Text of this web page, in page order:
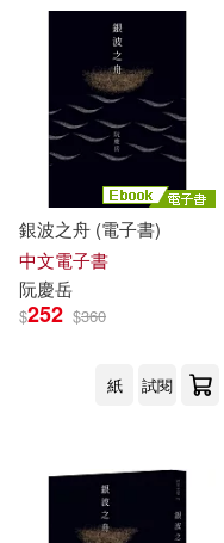
林正盛(1)
楊憲宏(1)
楊逸詠(1)
蔡明亮、阮慶岳
木馬文化(2)
中國青年出版社(1)
中華民國全國建築
元尊文化(1)
內政部國家公園署
同濟大學出版社(1)
推守文化(1)
可海外宅配(49)
可港澳店取(49)
可新加坡店取(49)
可菲律賓店取(49)
適合平板閱讀(1)
銀波之舟 (電子書)
中文電子書
阮慶岳
$252 $360
紙 試閱